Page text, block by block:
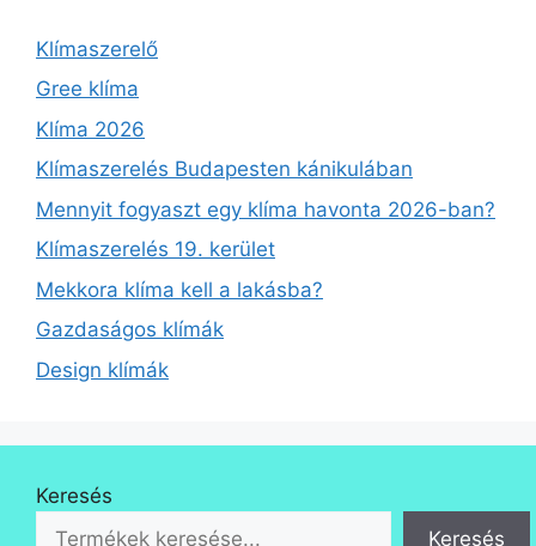
Klímaszerelő
Gree klíma
Klíma 2026
Klímaszerelés Budapesten kánikulában
Mennyit fogyaszt egy klíma havonta 2026-ban?
Klímaszerelés 19. kerület
Mekkora klíma kell a lakásba?
Gazdaságos klímák
Design klímák
Keresés
Keresés